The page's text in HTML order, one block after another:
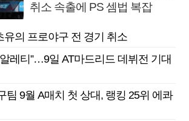
취소 속출에 PS 셈법 복잡
의 프로야구 전 경기 취소
레티”…9일 AT마드리드 데뷔전 기대
팀 9월 A매치 첫 상대, 랭킹 25위 에콰